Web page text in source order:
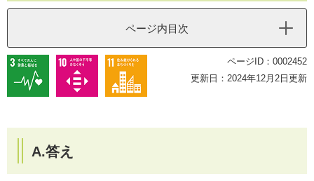
ページ内目次
ページID：0002452
更新日：2024年12月2日更新
A.答え